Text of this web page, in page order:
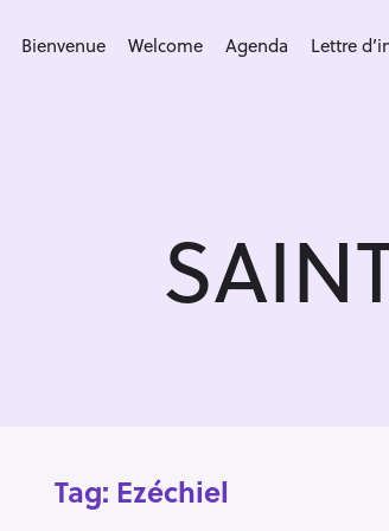
Bienvenue Welcome Agenda Lettre
Tag: Ezéchiel